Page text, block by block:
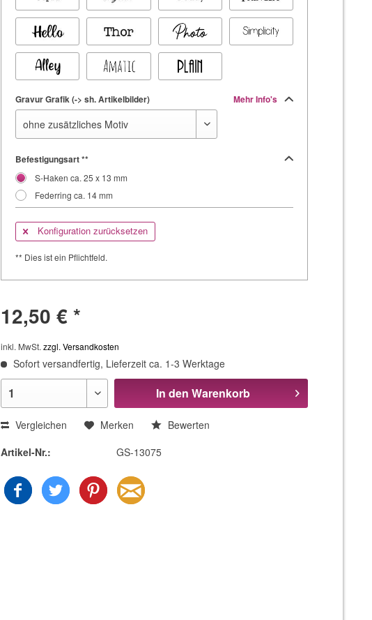
Gravur Grafik (-> sh. Artikelbilder) Mehr Info's
Befestigungsart **
S-Haken ca. 25 x 13 mm
Federring ca. 14 mm
Konfiguration zurücksetzen
** Dies ist ein Pflichtfeld.
12,50 € *
inkl. MwSt.zzgl. Versandkosten
Sofort versandfertig, Lieferzeit ca. 1-3 Werktage
In den Warenkorb
Vergleichen Merken
Bewerten
Artikel-Nr.:
GS-13075